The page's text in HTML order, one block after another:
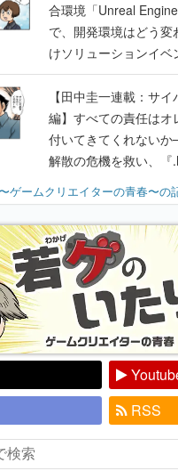
合環境「Unreal
で、開発環境はどう変
けソリューションイ
に行って、より理解を
【田中圭一連載：サ
編】すべての責任はオ
付いてきてくれない
解散の危機を救い、
開く。業界の快男児・
『少年ジャンプ』色だ
り】
ゲームクリエイターの青春〜の
RSS